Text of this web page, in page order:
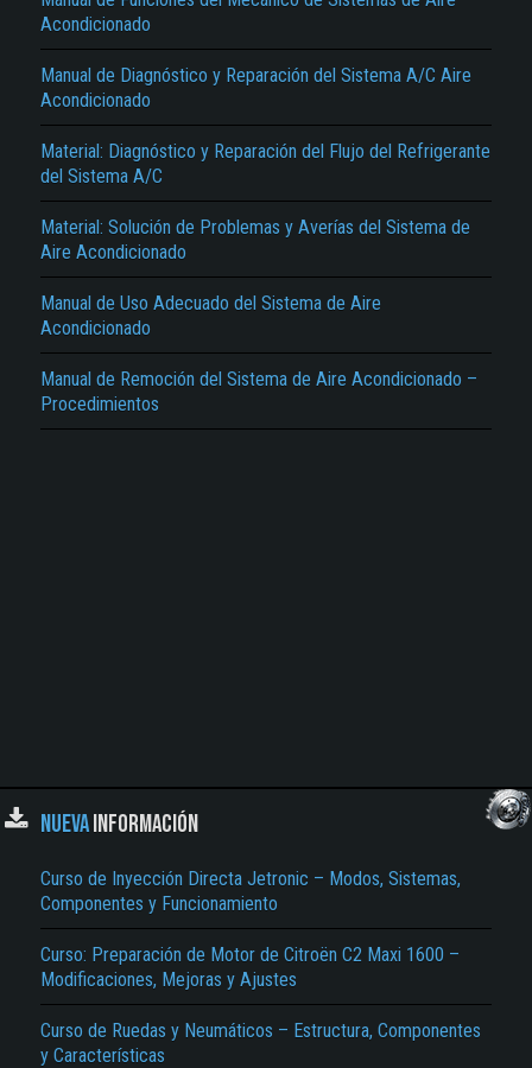
Acondicionado
Manual de Diagnóstico y Reparación del Sistema A/C Aire
Acondicionado
Material: Diagnóstico y Reparación del Flujo del Refrigerante
del Sistema A/C
Material: Solución de Problemas y Averías del Sistema de
Aire Acondicionado
Manual de Uso Adecuado del Sistema de Aire
Acondicionado
Manual de Remoción del Sistema de Aire Acondicionado –
Procedimientos
NUEVAINFORMACIÓN
Curso de Inyección Directa Jetronic – Modos, Sistemas,
Componentes y Funcionamiento
Curso: Preparación de Motor de Citroën C2 Maxi 1600 –
Modificaciones, Mejoras y Ajustes
Curso de Ruedas y Neumáticos – Estructura, Componentes
y Características
Texto o Imagen de portada son erróneos.
No carga o no se visualiza el contenido.